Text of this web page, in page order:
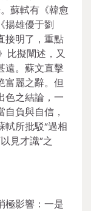
蘇軾有《韓愈
揚雄優于劉
接明了，重點
比擬闡述，又
遠。蘇文直擊
富麗之辭。但
色之結論，一
負與自信，
所批駁“過相
見才識”之
極影響：一是